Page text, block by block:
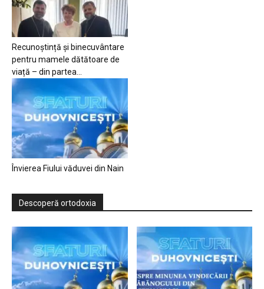
Recunoștință și binecuvântare
pentru mamele dătătoare de
viață – din partea...
Învierea Fiului văduvei din Nain
Descoperă ortodoxia